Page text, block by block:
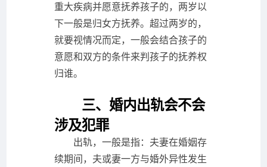
重大疾病并愿意抚养孩子的，两岁以
下一般是归女方抚养。超过两岁的，
就要视情况而定，一般会结合孩子的
意愿和双方的条件来判孩子的抚养权
归谁。
三、婚内出轨会不会
涉及犯罪
出轨，一般是指：夫妻在婚姻存
续期间，夫或妻一方与婚外异性发生